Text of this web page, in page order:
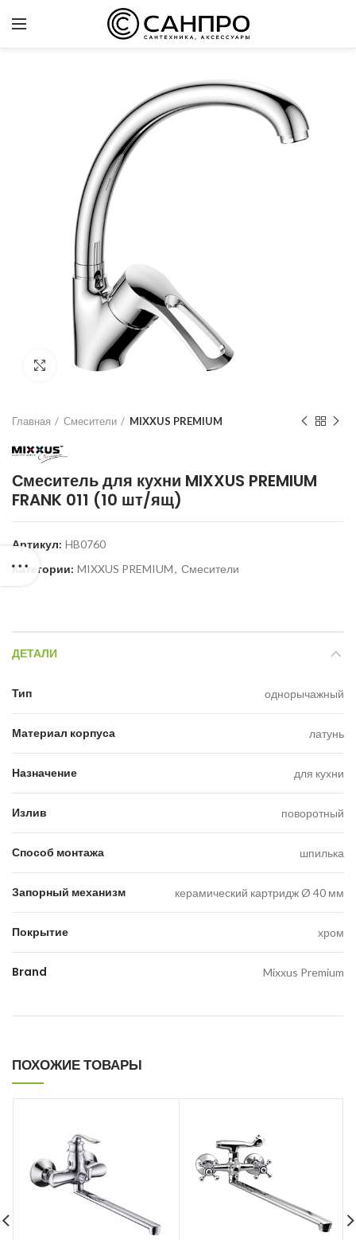
Нажмите для увеличения
Главная Смесители MIXXUS PREMIUM
Смеситель для кухни MIXXUS PREMIUM
FRANK 011 (10 шт/ящ)
Артикул: HB0760
Категории: MIXXUS PREMIUM, Смесители
ДЕТАЛИ
Тип однорычажный
Материал корпуса латунь
Назначение для кухни
Излив поворотный
Способ монтажа шпилька
Запорный механизм керамический картридж Ø 40 мм
Покрытие хром
Brand Mixxus Premium
ПОХОЖИЕ ТОВАРЫ